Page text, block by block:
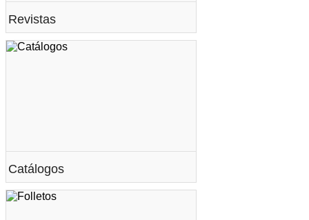
Revistas
Catálogos